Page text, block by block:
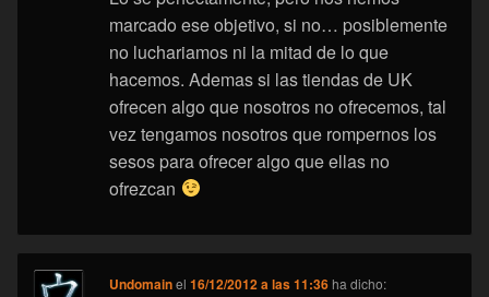
marcado ese objetivo, si no… posiblemente
no luchariamos ni la mitad de lo que
hacemos. Ademas si las tiendas de UK
ofrecen algo que nosotros no ofrecemos, tal
vez tengamos nosotros que rompernos los
sesos para ofrecer algo que ellas no
ofrezcan
Undomainel16/12/2012 a las 11:36 ha dicho: